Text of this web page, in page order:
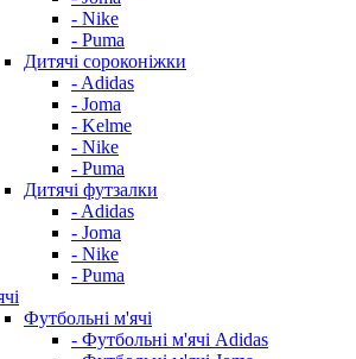
- Nike
- Puma
Дитячі сороконіжки
- Adidas
- Joma
- Kelme
- Nike
- Puma
Дитячі футзалки
- Adidas
- Joma
- Nike
- Puma
Футбольні м'ячі
- Футбольні м'ячі Adidas